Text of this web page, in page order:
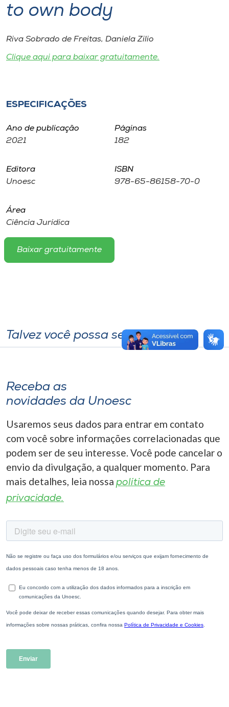
Rádio
Museu
Selecione
o idioma
to own body
Riva Sobrado de Freitas, Daniela Zilio
Clique aqui para baixar gratuitamente.
ESPECIFICAÇÕES
Ano de publicação
2021
Páginas
182
Editora
Unoesc
ISBN
978-65-86158-70-0
Área
Ciência Jurídica
Baixar gratuitamente
Talvez você possa se interessar
Receba as
novidades da Unoesc
Usaremos seus dados para entrar em contato
com você sobre informações correlacionadas que
podem ser de seu interesse. Você pode cancelar o
envio da divulgação, a qualquer momento. Para
mais detalhes, leia nossa política de
privacidade.